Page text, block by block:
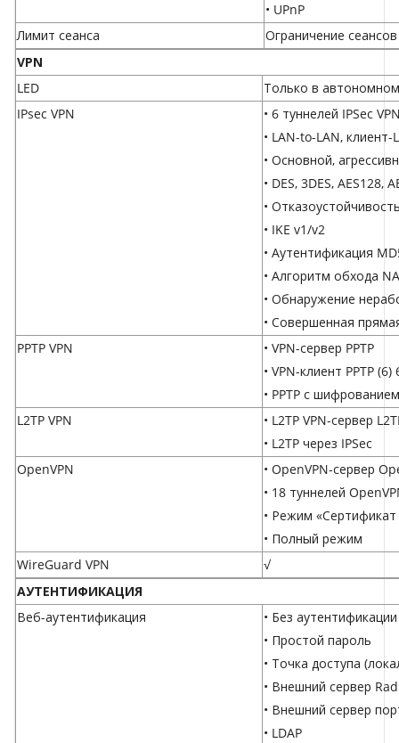
• UPnP
Лимит сеанса
Ограничение
VPN
LED
Только в
IPsec VPN
• 6 туннелей IPSec
• LAN-to-LAN, клиент-
• Основной,
• DES, 3DES,
•
• IKE v1/v2
• Аутентификация
• Алгоритм обхода
• Обнаружение
• Совершенная
PPTP VPN
• VPN-сервер PPTP
• VPN-клиент PPTP
• PPTP с
L2TP VPN
• L2TP VPN-сервер
• L2TP через IPSec
OpenVPN
• OpenVPN-сервер
• 18 туннелей
• Режим «Сертификат
• Полный режим
WireGuard VPN
√
АУТЕНТИФИКАЦИЯ
Веб-аутентификация
• Без аутентификации
• Простой пароль
• Точка доступа
• Внешний сервер
• Внешний сервер
• LDAP